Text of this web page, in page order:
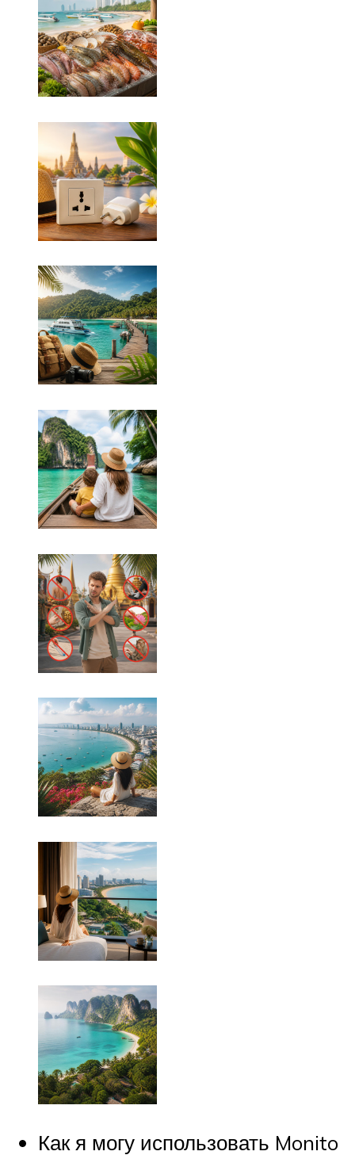
Как я могу использовать Monito